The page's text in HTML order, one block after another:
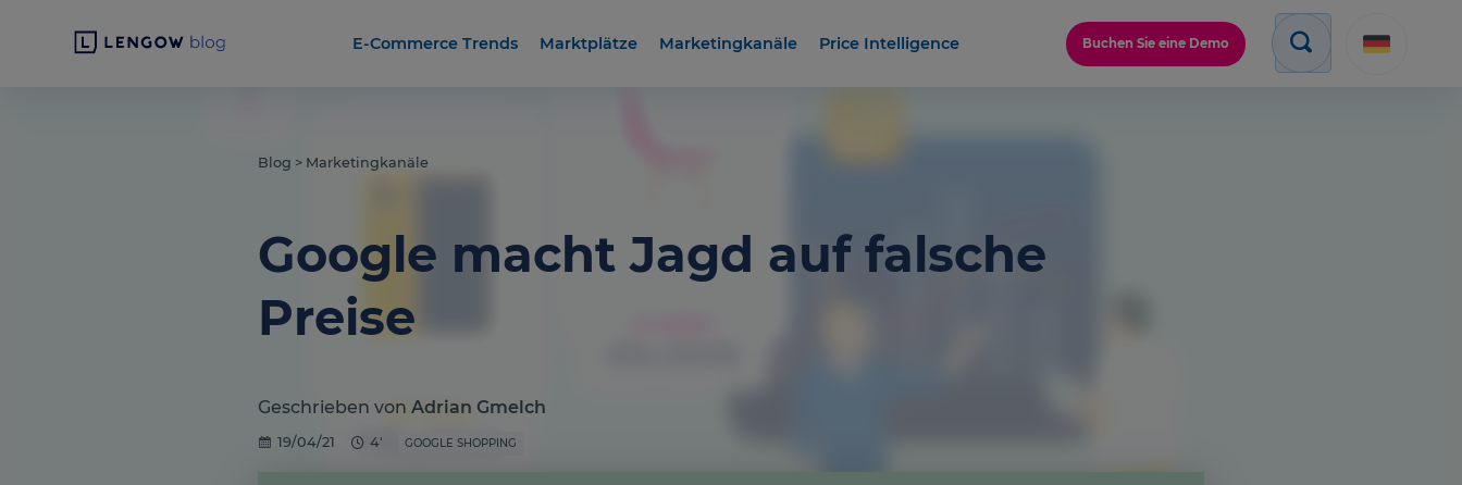
E-Commerce Trends Marktplätze Marketingkanäle Price Intelligence Buchen Sie eine Demo
Blog > Marketingkanäle
Google macht Jagd auf falsche
Preise
Geschrieben von Adrian Gmelch
19/04/21 4' GOOGLE SHOPPING